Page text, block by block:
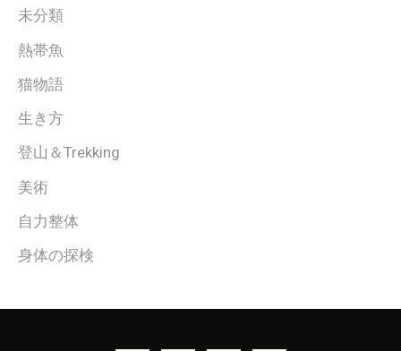
未分類
熱帯魚
猫物語
生き方
登山＆Trekking
美術
自力整体
身体の探検